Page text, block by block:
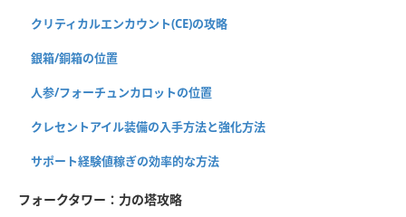
クリティカルエンカウント(CE)の攻略
銀箱/銅箱の位置
人参/フォーチュンカロットの位置
クレセントアイル装備の入手方法と強化方法
サポート経験値稼ぎの効率的な方法
フォークタワー：力の塔攻略